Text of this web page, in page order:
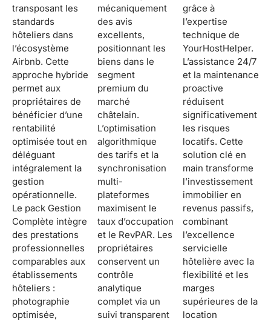
transposant les
standards
hôteliers dans
l’écosystème
Airbnb. Cette
approche hybride
permet aux
propriétaires de
bénéficier d’une
rentabilité
optimisée tout en
déléguant
intégralement la
gestion
opérationnelle.
Le pack Gestion
Complète intègre
des prestations
professionnelles
comparables aux
établissements
hôteliers :
photographie
optimisée,
mécaniquement
des avis
excellents,
positionnant les
biens dans le
segment
premium du
marché
châtelain.
L’optimisation
algorithmique
des tarifs et la
synchronisation
multi-
plateformes
maximisent le
taux d’occupation
et le RevPAR. Les
propriétaires
conservent un
contrôle
analytique
complet via un
suivi transparent
grâce à
l’expertise
technique de
YourHostHelper.
L’assistance 24/7
et la maintenance
proactive
réduisent
significativement
les risques
locatifs. Cette
solution clé en
main transforme
l’investissement
immobilier en
revenus passifs,
combinant
l’excellence
servicielle
hôtelière avec la
flexibilité et les
marges
supérieures de la
location